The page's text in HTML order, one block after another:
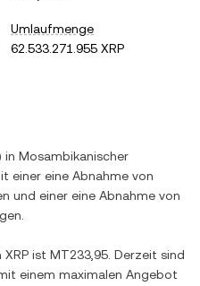
Umlaufmenge
62.533.271.955 XRP
in Mosambikanischer
einer eine Abnahme von
und einer eine Abnahme von
XRP ist MT233,95 . Derzeit sind
einem maximalen Angebot